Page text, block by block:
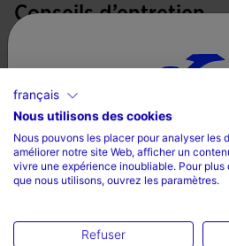
Conseils d’entretien
Laver à la machine à 30
Ne pas mettre au sèche-linge
Repasser à une température
Ne pas nettoyer à sec
Sélectionnez un pays
Pays
La France
Langue
français
Nous utilisons des cookies
Nous pouvons les placer pour analyser les
améliorer notre site Web, afficher un
vivre une expérience inoubliable. Pour
que nous utilisons, ouvrez les paramètres.
Refuser